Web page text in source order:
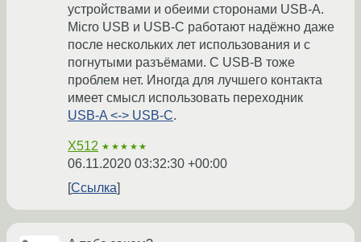
устройствами и обеими сторонами USB-A.
Micro USB и USB-C работают надёжно даже
после нескольких лет использования и с
погнутыми разъёмами. С USB-B тоже
проблем нет. Иногда для лучшего контакта
имеет смысл использовать переходник
USB-A <-> USB-C.
X512 ★★★★★
06.11.2020 03:32:30 +00:00
Ссылка